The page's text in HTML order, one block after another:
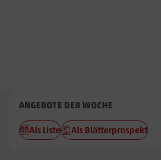
Penny
Adorf
ANGEBOTE DER WOCHE
Als Liste Als Blätterprospekt